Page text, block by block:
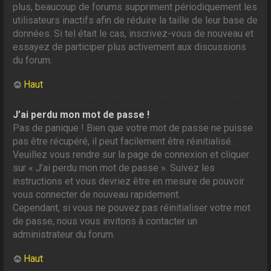
plus, beaucoup de forums suppriment périodiquement les
utilisateurs inactifs afin de réduire la taille de leur base de
données. Si tel était le cas, inscrivez-vous de nouveau et
essayez de participer plus activement aux discussions
du forum.
Haut
J’ai perdu mon mot de passe !
Pas de panique ! Bien que votre mot de passe ne puisse
pas être récupéré, il peut facilement être réinitialisé.
Veuillez vous rendre sur la page de connexion et cliquer
sur « J’ai perdu mon mot de passe ». Suivez les
instructions et vous devriez être en mesure de pouvoir
vous connecter de nouveau rapidement.
Cependant, si vous ne pouvez pas réinitialiser votre mot
de passe, nous vous invitons à contacter un
administrateur du forum.
Haut